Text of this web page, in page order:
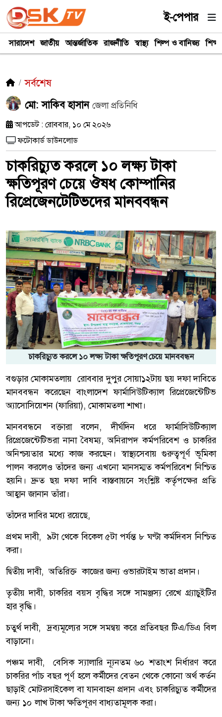
ই-পেপার
সারাদেশ জাতীয় আন্তর্জাতিক রাজনীতি স্বাস্থ্য শিল্প ও বানিজ্য শিক্ষা
সর্বশেষ
মো: সাকিব হাসানজেলা প্রতিনিধি
আপডেট : রোববার, ১০ মে ২০২৬
ফটোকার্ড ডাউনলোড
চাকরিচ্যুত করলে ১০ লক্ষ্য টাকা
ক্ষতিপূরণ চেয়ে ঔষধ কোম্পানির
রিপ্রেজেনটেটিভদের মানববন্ধন
চাকরিচ্যুত করলে ১০ লক্ষ্য টাকা ক্ষতিপূরণ চেয়ে মানববন্ধন
বগুড়ার মোকামতলায় রোববার দুপুর সোয়া১২টায় ছয় দফা দাবিতে
মানববন্ধন করেছেন বাংলাদেশ ফার্মাসিউটিক্যাল রিপ্রেজেন্টেটিভ
অ্যাসোসিয়েশন (ফারিয়া), মোকামতলা শাখা।
মানববন্ধনে বক্তারা বলেন, দীর্ঘদিন ধরে ফার্মাসিউটিক্যাল
রিপ্রেজেন্টেটিভরা নানা বৈষম্য, অনিরাপদ কর্মপরিবেশ ও চাকরির
অনিশ্চয়তার মধ্যে কাজ করছেন। স্বাস্থ্যসেবায় গুরুত্বপূর্ণ ভূমিকা
পালন করলেও তাঁদের জন্য এখনো মানসম্মত কর্মপরিবেশ নিশ্চিত
হয়নি। দ্রুত ছয় দফা দাবি বাস্তবায়নে সংশ্লিষ্ট কর্তৃপক্ষের প্রতি
আহ্বান জানান তাঁরা।
তাঁদের দাবির মধ্যে রয়েছে,
প্রথম দাবী, ৯টা থেকে বিকেল ৫টা পর্যন্ত ৮ ঘণ্টা কর্মদিবস নিশ্চিত
করা।
দ্বিতীয় দাবী, অতিরিক্ত কাজের জন্য ওভারটাইম ভাতা প্রদান।
তৃতীয় দাবী, চাকরির বয়স বৃদ্ধির সঙ্গে সামঞ্জস্য রেখে গ্র্যাচুইটির
হার বৃদ্ধি।
চতুর্থ দাবী, দ্রব্যমূল্যের সঙ্গে সমন্বয় করে প্রতিবছর টিএ/ডিএ বিল
বাড়ানো।
পঞ্চম দাবী, বেসিক স্যালারি ন্যূনতম ৬০ শতাংশ নির্ধারণ করে
চাকরির পাঁচ বছর পূর্ণ হলে কর্মীদের বেতন থেকে কোনো অর্থ কর্তন
ছাড়াই মোটরসাইকেল বা যানবাহন প্রদান এবং চাকরিচ্যুত কর্মীদের
জন্য ১০ লাখ টাকা ক্ষতিপূরণ বাধ্যতামূলক করা।